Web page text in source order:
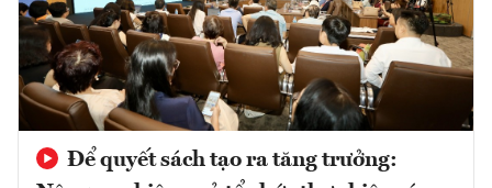
Để quyết sách tạo ra tăng trưởng: